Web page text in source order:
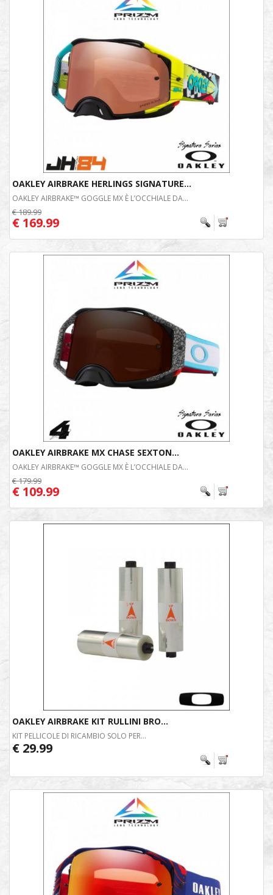
OAKLEY AIRBRAKE HERLINGS SIGNATURE...
OAKLEY AIRBRAKE™ GOGGLE MX È L’OCCHIALE DA...
€ 189.99
€ 169.99
OAKLEY AIRBRAKE MX CHASE SEXTON...
OAKLEY AIRBRAKE™ GOGGLE MX È L’OCCHIALE DA...
€ 179.99
€ 109.99
OAKLEY AIRBRAKE KIT RULLINI BRO...
KIT PELLICOLE DI RICAMBIO SOLO PER...
€ 29.99